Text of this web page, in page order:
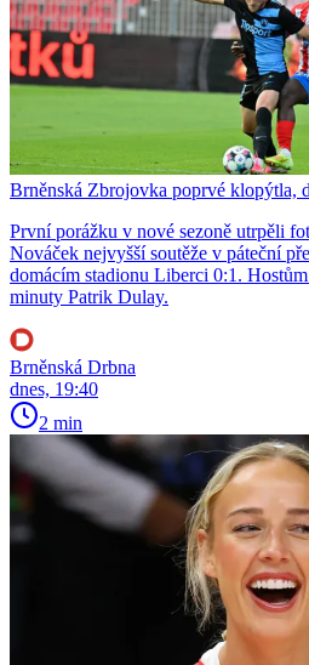
Brněnská Zbrojovka poprvé klopýtla,
První porážku v nové sezoně utrpěli
Nováček nejvyšší soutěže v páteční
domácím stadionu Liberci 0:1.
minuty Patrik Dulay.
Brněnská Drbna
dnes, 19:40
2 min